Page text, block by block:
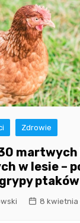
Zdrowie
w lesie –
ptaków
8 kwietnia